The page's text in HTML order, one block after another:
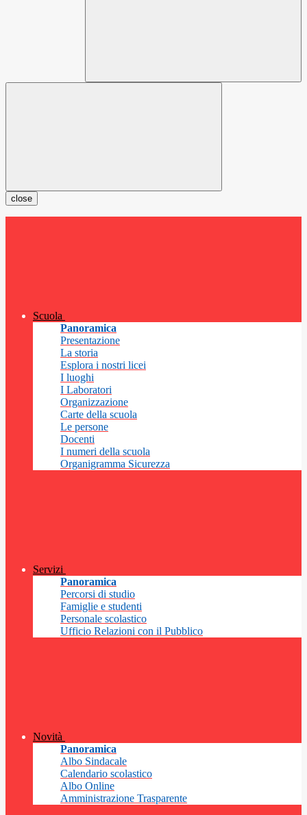
close
Scuola
Panoramica
Presentazione
La storia
Esplora i nostri licei
I luoghi
I Laboratori
Organizzazione
Carte della scuola
Le persone
Docenti
I numeri della scuola
Organigramma Sicurezza
Servizi
Panoramica
Percorsi di studio
Famiglie e studenti
Personale scolastico
Ufficio Relazioni con il Pubblico
Novità
Panoramica
Albo Sindacale
Calendario scolastico
Albo Online
Amministrazione Trasparente